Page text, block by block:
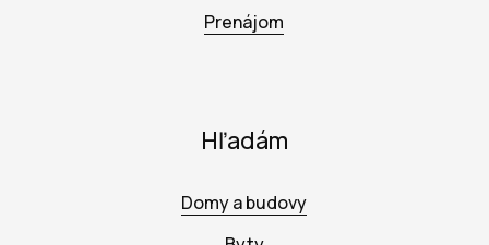
Prenájom
Hľadám
Domy a budovy